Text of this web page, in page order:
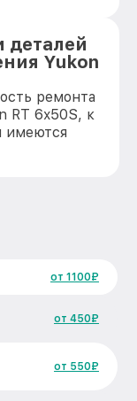
деталей
Yukon
ремонта
RT 6x50S, к
имеются
от 1100₽
от 450₽
от 550₽